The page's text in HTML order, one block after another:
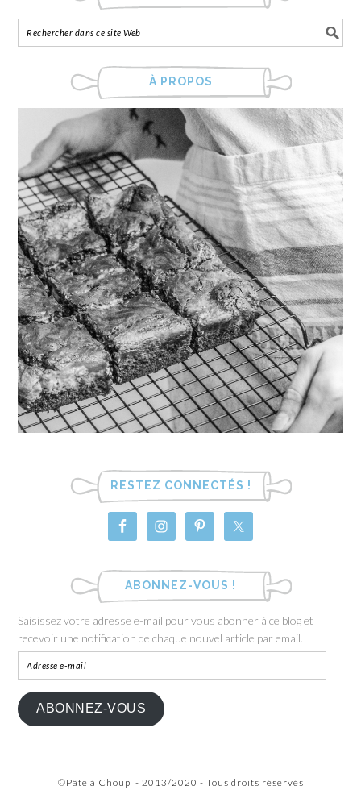
À PROPOS
RESTEZ CONNECTÉS !
ABONNEZ-VOUS !
Saisissez votre adresse e-mail pour vous abonner à ce blog et
recevoir une notification de chaque nouvel article par email.
ABONNEZ-VOUS
©Pâte à Choup' - 2013/2020 - Tous droits réservés